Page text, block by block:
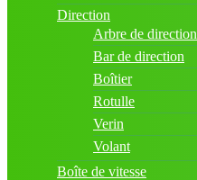
Direction
Arbre de direction
Bar de direction
Boîtier
Rotulle
Verin
Volant
Boîte de vitesse